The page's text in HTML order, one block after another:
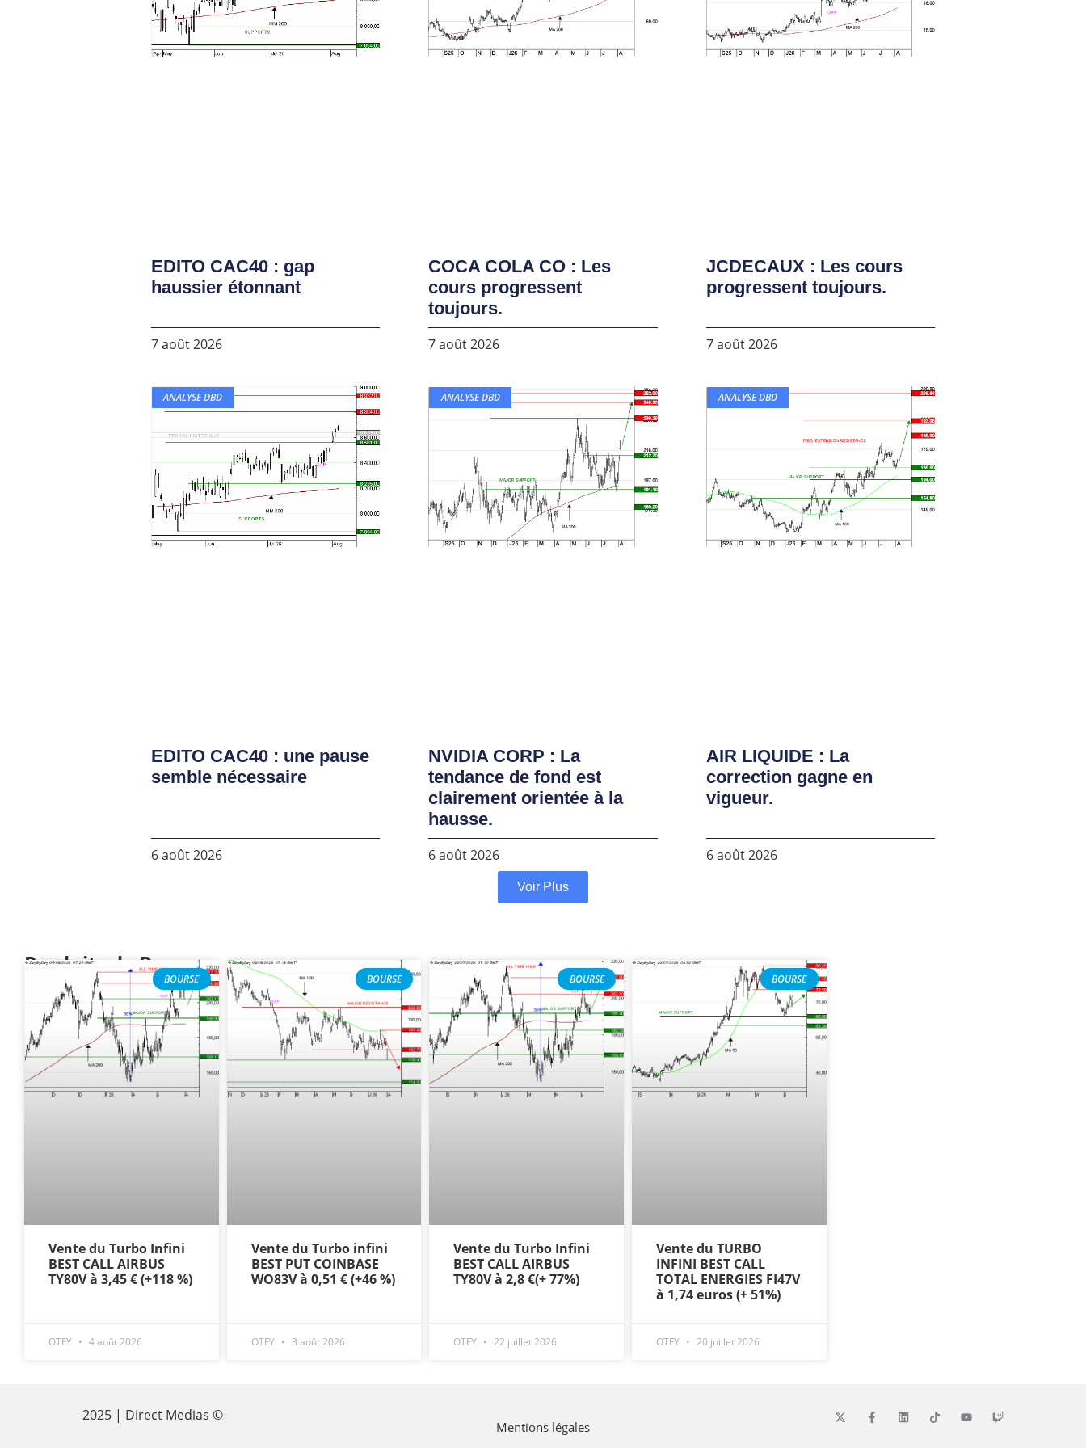
EDITO CAC40 : gap
haussier étonnant
7 août 2026
COCA COLA CO : Les
cours progressent
toujours.
7 août 2026
JCDECAUX : Les cours
progressent toujours.
7 août 2026
ANALYSE DBD
EDITO CAC40 : une pause
semble nécessaire
6 août 2026
ANALYSE DBD
NVIDIA CORP : La
tendance de fond est
clairement orientée à la
hausse.
6 août 2026
ANALYSE DBD
AIR LIQUIDE : La
correction gagne en
vigueur.
6 août 2026
Voir Plus
Produits de Bourse
BOURSE
Vente du Turbo Infini
BEST CALL AIRBUS
TY80V à 3,45 € (+118 %)
OTFY 4 août 2026
BOURSE
Vente du Turbo infini
BEST PUT COINBASE
WO83V à 0,51 € (+46 %)
OTFY 3 août 2026
BOURSE
Vente du Turbo Infini
BEST CALL AIRBUS
TY80V à 2,8 €(+ 77%)
OTFY 22 juillet 2026
BOURSE
Vente du TURBO
INFINI BEST CALL
TOTAL ENERGIES FI47V
à 1,74 euros (+ 51%)
OTFY 20 juillet 2026
2025 | Direct Medias ©
Mentions légales